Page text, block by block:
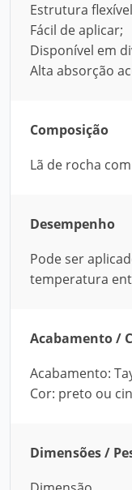
Estrutura
Fácil de aplicar;
Disponível em
Alta absorção
Composição
Lã de rocha
Desempenho
Pode ser
temperatura
Acabamento /
Acabamento:
Cor: preto ou
Dimensões /